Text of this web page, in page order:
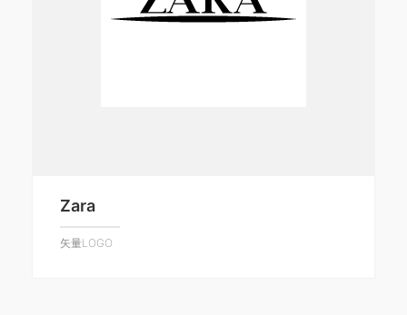
Zara
矢量LOGO